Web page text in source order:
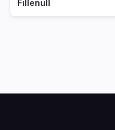
Fillenull